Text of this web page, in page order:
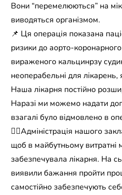
Вони “перемелюються” на
виводяться організмом.
📌 Ця операція показана
ризики до аорто-
вираженого кальцинрзу
неоперабельні для лікарень,
Наша лікарня постійно
Наразі ми можемо надати
взагалі було відмовлено в
👉🏼Адміністрація нашого
щоб в майбутньому витратні
забезпечувала лікарня. На
виявили бажання пройти
самостійно забезпечують